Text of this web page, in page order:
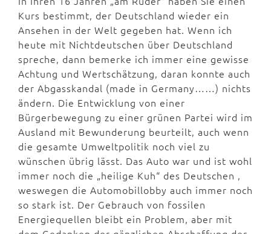
Kurs bestimmt, der Deutschland wieder ein
Ansehen in der Welt gegeben hat. Wenn ich
heute mit Nichtdeutschen über Deutschland
spreche, dann bemerke ich immer eine gewisse
Achtung und Wertschätzung, daran konnte auch
der Abgasskandal (made in Germany……) nichts
ändern. Die Entwicklung von einer
Bürgerbewegung zu einer grünen Partei wird im
Ausland mit Bewunderung beurteilt, auch wenn
die gesamte Umweltpolitik noch viel zu
wünschen übrig lässt. Das Auto war und ist wohl
immer noch die „heilige Kuh“ des Deutschen ,
weswegen die Automobillobby auch immer noch
so stark ist. Der Gebrauch von fossilen
Energiequellen bleibt ein Problem, aber mit